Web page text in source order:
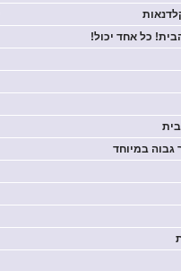
כל אחד יכול!
במיוחד